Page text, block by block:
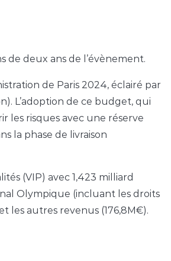
de deux ans de l’évènement.
de Paris 2024, éclairé par
L’adoption de ce budget, qui
les risques avec une réserve
la phase de livraison
(VIP) avec 1,423 milliard
Olympique (incluant les droits
les autres revenus (176,8M€).